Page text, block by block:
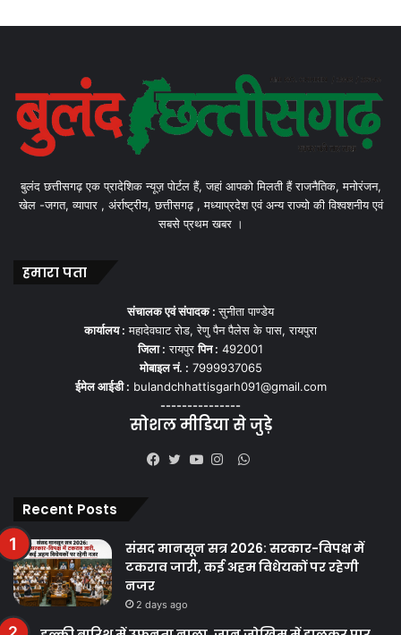
बुलंद छत्तीसगढ़ एक प्रादेशिक न्यूज़ पोर्टल हैं, जहां आपको मिलती हैं राजनैतिक, मनोरंजन,
खेल -जगत, व्यापार , अंर्राष्ट्रीय, छत्तीसगढ़ , मध्याप्रदेश एवं अन्य राज्यो की विश्वशनीय एवं
सबसे प्रथम खबर ।
हमारा पता
संचालक एवं संपादक :सुनीता पाण्डेय
कार्यालय : महादेवघाट रोड, रेणु पैन पैलेस के पास, रायपुरा
जिला : रायपुरपिन : 492001
मोबाइल नं. : 7999937065
ईमेल आईडी : bulandchhattisgarh091@gmail.com
---------------
सोशल मीडिया से जुड़े
WhatsApp
Recent Posts
संसद मानसून सत्र 2026: सरकार-विपक्ष में
टकराव जारी, कई अहम विधेयकों पर रहेगी
नजर
2 days ago